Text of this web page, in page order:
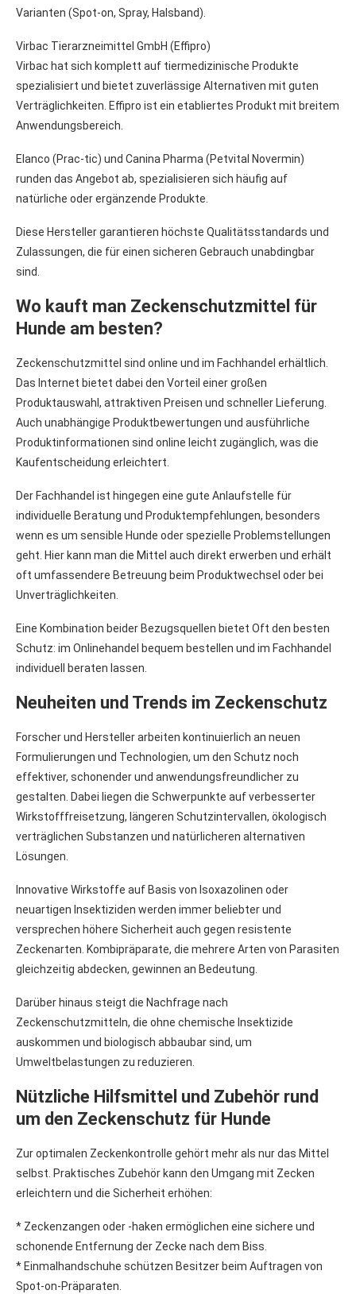
Varianten (Spot-on, Spray, Halsband).
Virbac Tierarzneimittel GmbH (Effipro)
Virbac hat sich komplett auf tiermedizinische Produkte
spezialisiert und bietet zuverlässige Alternativen mit guten
Verträglichkeiten. Effipro ist ein etabliertes Produkt mit breitem
Anwendungsbereich.
Elanco (Prac-tic) und Canina Pharma (Petvital Novermin)
runden das Angebot ab, spezialisieren sich häufig auf
natürliche oder ergänzende Produkte.
Diese Hersteller garantieren höchste Qualitätsstandards und
Zulassungen, die für einen sicheren Gebrauch unabdingbar
sind.
Wo kauft man Zeckenschutzmittel für
Hunde am besten?
Zeckenschutzmittel sind online und im Fachhandel erhältlich.
Das Internet bietet dabei den Vorteil einer großen
Produktauswahl, attraktiven Preisen und schneller Lieferung.
Auch unabhängige Produktbewertungen und ausführliche
Produktinformationen sind online leicht zugänglich, was die
Kaufentscheidung erleichtert.
Der Fachhandel ist hingegen eine gute Anlaufstelle für
individuelle Beratung und Produktempfehlungen, besonders
wenn es um sensible Hunde oder spezielle Problemstellungen
geht. Hier kann man die Mittel auch direkt erwerben und erhält
oft umfassendere Betreuung beim Produktwechsel oder bei
Unverträglichkeiten.
Eine Kombination beider Bezugsquellen bietet Oft den besten
Schutz: im Onlinehandel bequem bestellen und im Fachhandel
individuell beraten lassen.
Neuheiten und Trends im Zeckenschutz
Forscher und Hersteller arbeiten kontinuierlich an neuen
Formulierungen und Technologien, um den Schutz noch
effektiver, schonender und anwendungsfreundlicher zu
gestalten. Dabei liegen die Schwerpunkte auf verbesserter
Wirkstofffreisetzung, längeren Schutzintervallen, ökologisch
verträglichen Substanzen und natürlicheren alternativen
Lösungen.
Innovative Wirkstoffe auf Basis von Isoxazolinen oder
neuartigen Insektiziden werden immer beliebter und
versprechen höhere Sicherheit auch gegen resistente
Zeckenarten. Kombipräparate, die mehrere Arten von Parasiten
gleichzeitig abdecken, gewinnen an Bedeutung.
Darüber hinaus steigt die Nachfrage nach
Zeckenschutzmitteln, die ohne chemische Insektizide
auskommen und biologisch abbaubar sind, um
Umweltbelastungen zu reduzieren.
Nützliche Hilfsmittel und Zubehör rund
um den Zeckenschutz für Hunde
Zur optimalen Zeckenkontrolle gehört mehr als nur das Mittel
selbst. Praktisches Zubehör kann den Umgang mit Zecken
erleichtern und die Sicherheit erhöhen:
* Zeckenzangen oder -haken ermöglichen eine sichere und
schonende Entfernung der Zecke nach dem Biss.
* Einmalhandschuhe schützen Besitzer beim Auftragen von
Spot-on-Präparaten.